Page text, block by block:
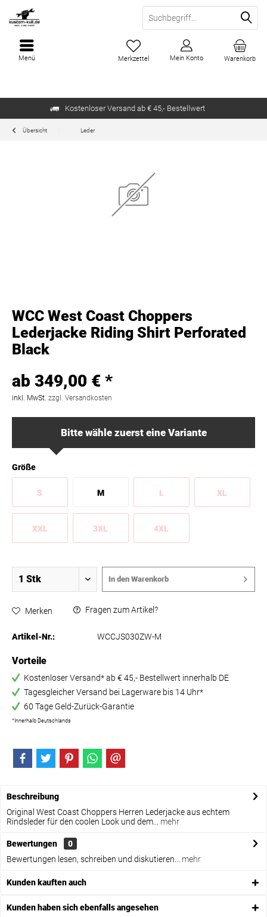
Kostenloser Versand ab € 45,- Bestellwert
Warenkorb
Merkzettel Mein Konto
Menü
Übersicht Leder
WCC West Coast Choppers
Lederjacke Riding Shirt Perforated
Black
ab 349,00 € *
inkl. MwSt. zzgl. Versandkosten
Bitte wähle zuerst eine Variante
Größe
S M L XL
XXL 3XL 4XL
In den Warenkorb
Merken Fragen zum Artikel?
Artikel-Nr.: WCCJS030ZW-M
Vorteile
Kostenloser Versand* ab € 45,- Bestellwert innerhalb DE
Tagesgleicher Versand bei Lagerware bis 14 Uhr*
60 Tage Geld-Zurück-Garantie
*Innerhalb Deutschlands
Beschreibung
Original West Coast Choppers Herren Lederjacke aus echtem
Rindsleder für den coolen Look und dem...
mehr
Bewertungen
0
Bewertungen lesen, schreiben und diskutieren...
mehr
Kunden kauften auch
Kunden haben sich ebenfalls angesehen